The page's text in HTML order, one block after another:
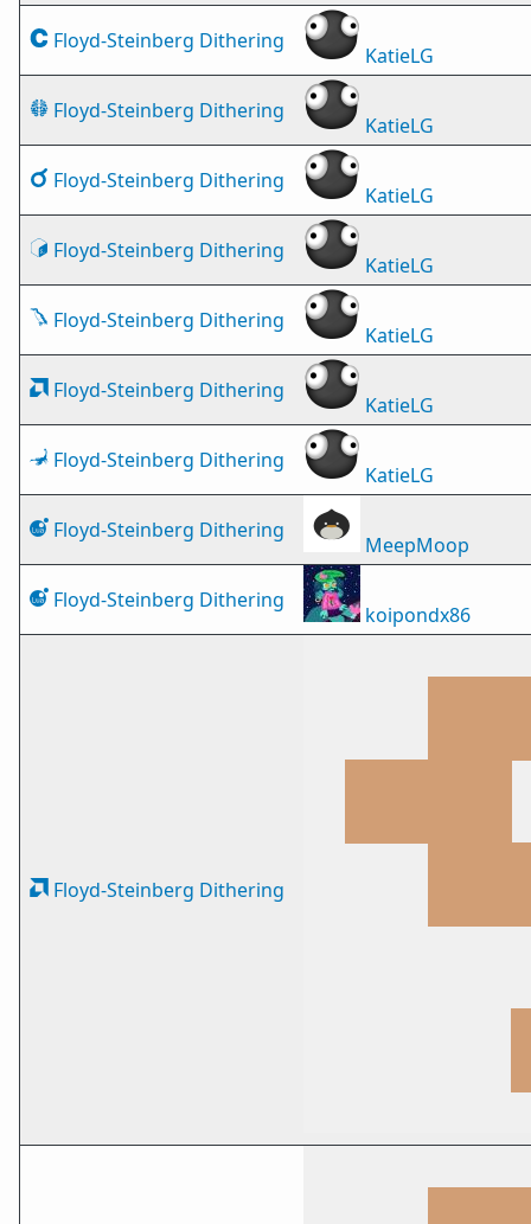
Floyd-Steinberg Dithering
KatieLG
Floyd-Steinberg Dithering
KatieLG
Floyd-Steinberg Dithering
KatieLG
Floyd-Steinberg Dithering
KatieLG
Floyd-Steinberg Dithering
KatieLG
Floyd-Steinberg Dithering
KatieLG
Floyd-Steinberg Dithering
KatieLG
Floyd-Steinberg Dithering
MeepMoop
Floyd-Steinberg Dithering
koipondx86
Floyd-Steinberg Dithering